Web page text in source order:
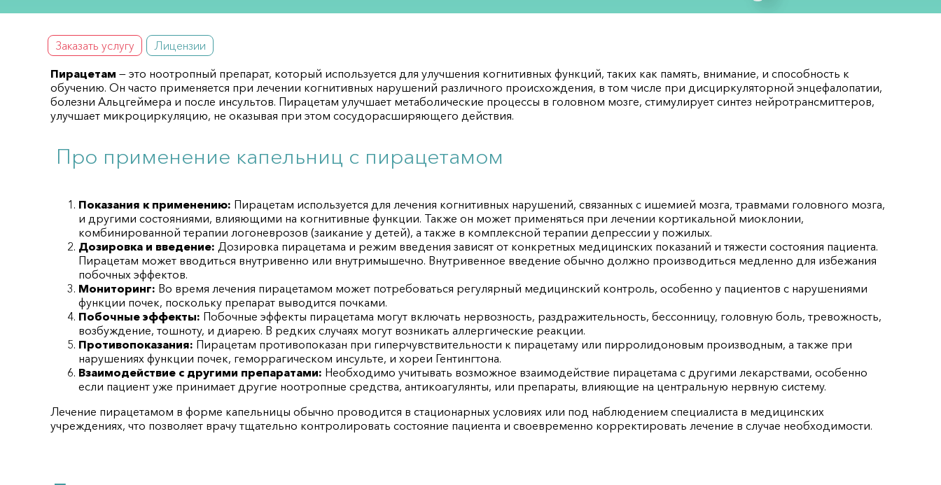
Заказать услугу
Лицензии
Пирацетам — это ноотропный препарат, который используется для улучшения когнитивных функций, таких как память, внимание, и способность к
обучению. Он часто применяется при лечении когнитивных нарушений различного происхождения, в том числе при дисциркуляторной энцефалопатии,
болезни Альцгеймера и после инсультов. Пирацетам улучшает метаболические процессы в головном мозге, стимулирует синтез нейротрансмиттеров,
улучшает микроциркуляцию, не оказывая при этом сосудорасширяющего действия.
Про применение капельниц с пирацетамом
Показания к применению: Пирацетам используется для лечения когнитивных нарушений, связанных с ишемией мозга, травмами головного мозга,
и другими состояниями, влияющими на когнитивные функции. Также он может применяться при лечении кортикальной миоклонии,
комбинированной терапии логоневрозов (заикание у детей), а также в комплексной терапии депрессии у пожилых.
Дозировка и введение: Дозировка пирацетама и режим введения зависят от конкретных медицинских показаний и тяжести состояния пациента.
Пирацетам может вводиться внутривенно или внутримышечно. Внутривенное введение обычно должно производиться медленно для избежания
побочных эффектов.
Мониторинг: Во время лечения пирацетамом может потребоваться регулярный медицинский контроль, особенно у пациентов с нарушениями
функции почек, поскольку препарат выводится почками.
Побочные эффекты: Побочные эффекты пирацетама могут включать нервозность, раздражительность, бессонницу, головную боль, тревожность,
возбуждение, тошноту, и диарею. В редких случаях могут возникать аллергические реакции.
Противопоказания: Пирацетам противопоказан при гиперчувствительности к пирацетаму или пирролидоновым производным, а также при
нарушениях функции почек, геморрагическом инсульте, и хореи Гентингтона.
Взаимодействие с другими препаратами: Необходимо учитывать возможное взаимодействие пирацетама с другими лекарствами, особенно
если пациент уже принимает другие ноотропные средства, антикоагулянты, или препараты, влияющие на центральную нервную систему.
Лечение пирацетамом в форме капельницы обычно проводится в стационарных условиях или под наблюдением специалиста в медицинских
учреждениях, что позволяет врачу тщательно контролировать состояние пациента и своевременно корректировать лечение в случае необходимости.